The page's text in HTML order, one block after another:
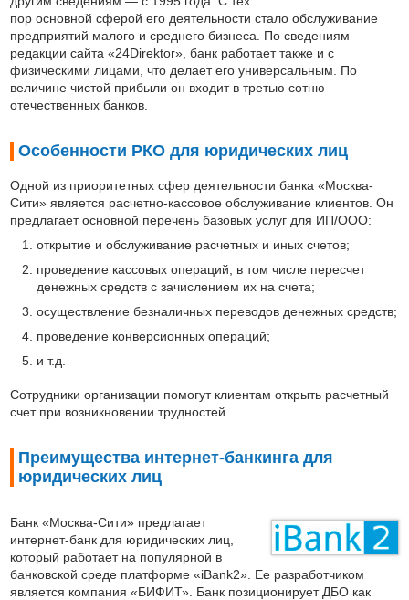
пор основной сферой его деятельности стало обслуживание
предприятий малого и среднего бизнеса. По сведениям
редакции сайта «24Direktor», банк работает также и с
физическими лицами, что делает его универсальным. По
величине чистой прибыли он входит в третью сотню
отечественных банков.
Особенности РКО для юридических лиц
Одной из приоритетных сфер деятельности банка «Москва-
Сити» является расчетно-кассовое обслуживание клиентов. Он
предлагает основной перечень базовых услуг для ИП/ООО:
открытие и обслуживание расчетных и иных счетов;
проведение кассовых операций, в том числе пересчет
денежных средств с зачислением их на счета;
осуществление безналичных переводов денежных средств;
проведение конверсионных операций;
и т.д.
Сотрудники организации помогут клиентам открыть расчетный
счет при возникновении трудностей.
Преимущества интернет-банкинга для
юридических лиц
Банк «Москва-Сити» предлагает
интернет-банк для юридических лиц,
который работает на популярной в
банковской среде платформе «iBank2». Ее разработчиком
является компания «БИФИТ». Банк позиционирует ДБО как